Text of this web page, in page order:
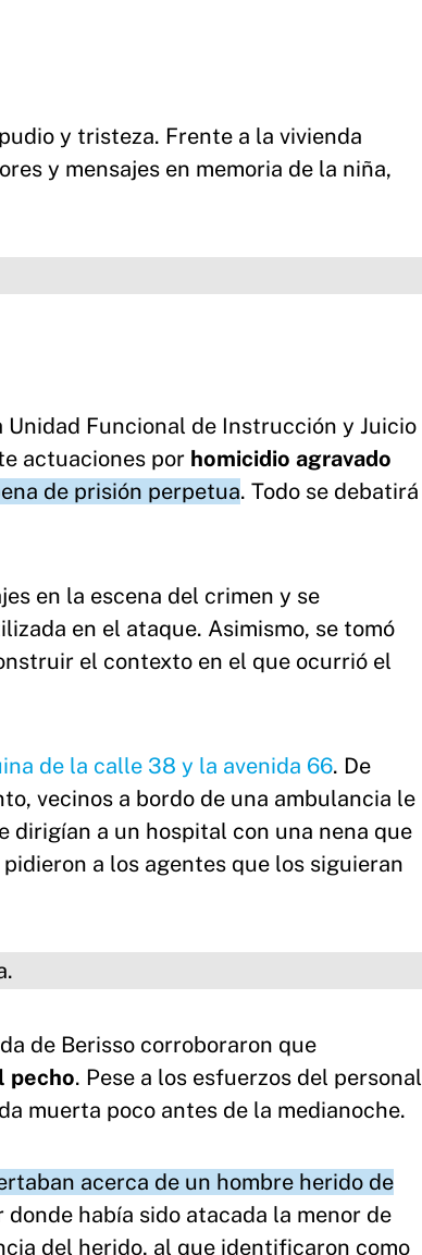
y tristeza. Frente a la vivienda
y mensajes en memoria de la niña,
Funcional de Instrucción y Juicio
actuaciones por homicidio agravado
de prisión perpetua. Todo se debatirá
en la escena del crimen y se
en el ataque. Asimismo, se tomó
el contexto en el que ocurrió el
de la calle 38 y la avenida 66. De
vecinos a bordo de una ambulancia le
dirigían a un hospital con una nena que
a los agentes que los siguieran
de Berisso corroboraron que
pecho. Pese a los esfuerzos del personal
muerta poco antes de la medianoche.
acerca de un hombre herido de
había sido atacada la menor de
del herido, al que identificaron como